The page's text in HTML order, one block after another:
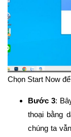
Chọn Start Now
Bước 3:
thoại bằng
chúng ta